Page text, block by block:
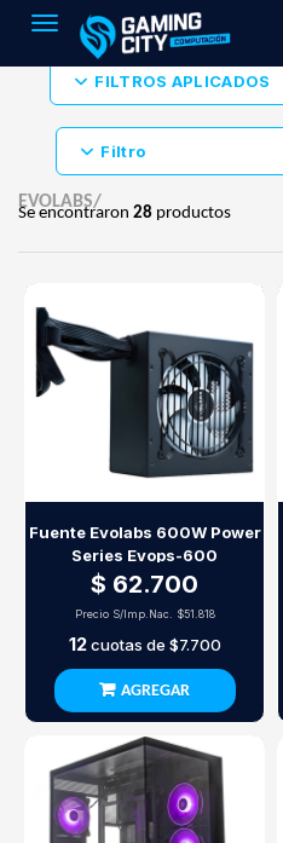
Toggle navigation
FILTROS APLICADOS
Filtro
EVOLABS/
Se encontraron 28 productos
Fuente Evolabs 600W Power
Series Evops-600
$ 62.700
Precio S/Imp.Nac. $51.818
12cuotas de $7.700
AGREGAR